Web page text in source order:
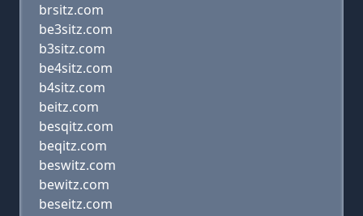
brsitz.com
be3sitz.com
b3sitz.com
be4sitz.com
b4sitz.com
beitz.com
besqitz.com
beqitz.com
beswitz.com
bewitz.com
beseitz.com